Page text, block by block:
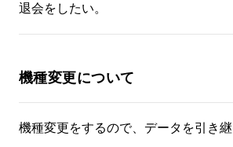
退会をしたい。
機種変更について
機種変更をするので、データを引き継